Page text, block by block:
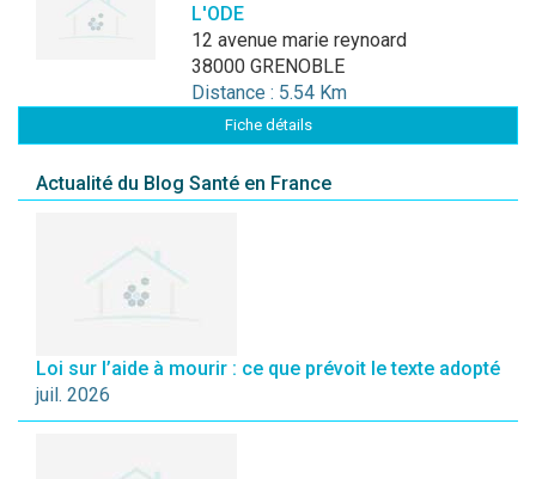
L'ODE
12 avenue marie reynoard
38000 GRENOBLE
Distance : 5.54 Km
Fiche détails
Actualité du Blog Santé en France
Loi sur l’aide à mourir : ce que prévoit le texte adopté
juil. 2026